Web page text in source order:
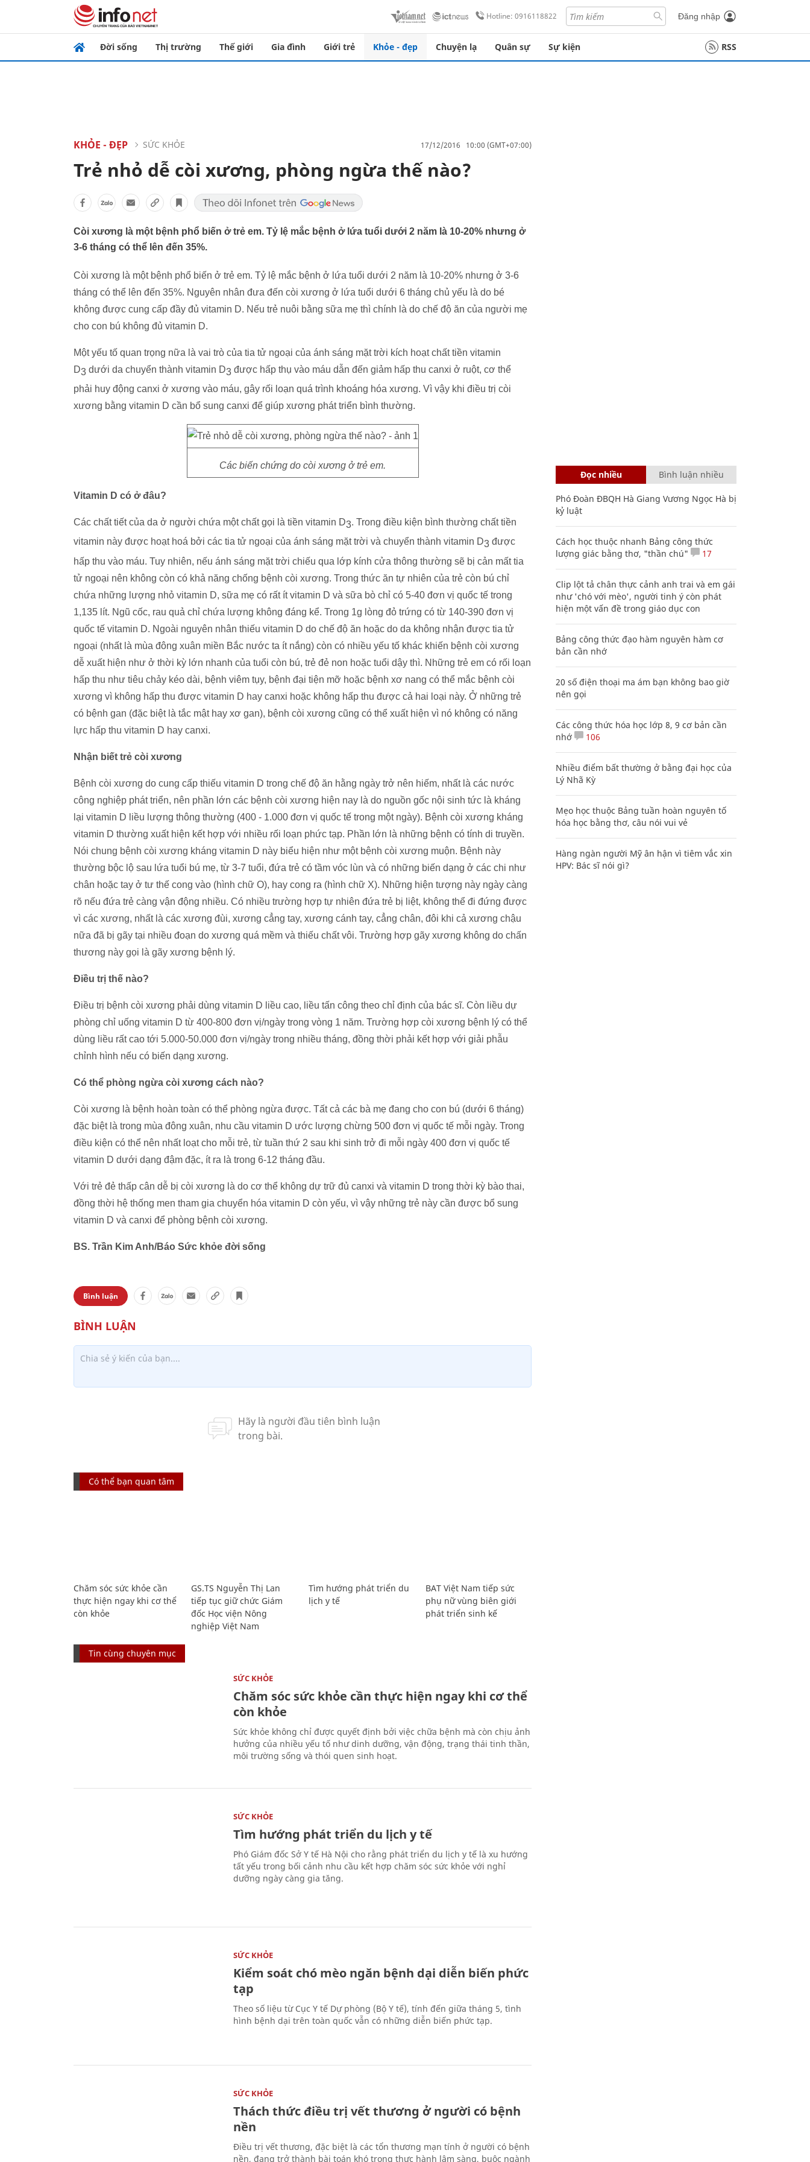
Hotline: 0916118822 Đăng nhập
Đời sống Thị trường Thế giới Gia đình Giới trẻ Khỏe - đẹp Chuyện lạ Quân sự Sự kiện RSS
KHỎE - ĐẸP SỨC KHỎE 17/12/2016 10:00 (GMT+07:00)
Trẻ nhỏ dễ còi xương, phòng ngừa thế nào?
Còi xương là một bệnh phổ biến ở trẻ em. Tỷ lệ mắc bệnh ở lứa tuổi dưới 2 năm là 10-20% nhưng ở
3-6 tháng có thể lên đến 35%.
Còi xương là một bệnh phổ biến ở trẻ em. Tỷ lệ mắc bệnh ở lứa tuổi dưới 2 năm là 10-20% nhưng ở 3-6
tháng có thể lên đến 35%. Nguyên nhân đưa đến còi xương ở lứa tuổi dưới 6 tháng chủ yếu là do bé
không được cung cấp đầy đủ vitamin D. Nếu trẻ nuôi bằng sữa mẹ thì chính là do chế độ ăn của người mẹ
cho con bú không đủ vitamin D.
Một yếu tố quan trọng nữa là vai trò của tia tử ngoại của ánh sáng mặt trời kích hoạt chất tiền vitamin
D3 dưới da chuyển thành vitamin D3 được hấp thụ vào máu dẫn đến giảm hấp thu canxi ở ruột, cơ thể
phải huy động canxi ở xương vào máu, gây rối loạn quá trình khoáng hóa xương. Vì vậy khi điều trị còi
xương bằng vitamin D cần bổ sung canxi để giúp xương phát triển bình thường.
Các biến chứng do còi xương ở trẻ em.
Vitamin D có ở đâu?
Các chất tiết của da ở người chứa một chất gọi là tiền vitamin D3. Trong điều kiện bình thường chất tiền
vitamin này được hoạt hoá bởi các tia tử ngoại của ánh sáng mặt trời và chuyển thành vitamin D3 được
hấp thu vào máu. Tuy nhiên, nếu ánh sáng mặt trời chiếu qua lớp kính cửa thông thường sẽ bị cản mất tia
tử ngoại nên không còn có khả năng chống bệnh còi xương. Trong thức ăn tự nhiên của trẻ còn bú chỉ
chứa những lượng nhỏ vitamin D, sữa mẹ có rất ít vitamin D và sữa bò chỉ có 5-40 đơn vị quốc tế trong
1,135 lít. Ngũ cốc, rau quả chỉ chứa lượng không đáng kể. Trong 1g lòng đỏ trứng có từ 140-390 đơn vị
quốc tế vitamin D. Ngoài nguyên nhân thiếu vitamin D do chế độ ăn hoặc do da không nhận được tia tử
ngoại (nhất là mùa đông xuân miền Bắc nước ta ít nắng) còn có nhiều yếu tố khác khiến bệnh còi xương
dễ xuất hiện như ở thời kỳ lớn nhanh của tuổi còn bú, trẻ đẻ non hoặc tuổi dậy thì. Những trẻ em có rối loạn
hấp thu như tiêu chảy kéo dài, bệnh viêm tụy, bệnh đại tiện mỡ hoặc bệnh xơ nang có thể mắc bệnh còi
xương vì không hấp thu được vitamin D hay canxi hoặc không hấp thu được cả hai loại này. Ở những trẻ
có bệnh gan (đặc biệt là tắc mật hay xơ gan), bệnh còi xương cũng có thể xuất hiện vì nó không có năng
lực hấp thu vitamin D hay canxi.
Nhận biết trẻ còi xương
Bệnh còi xương do cung cấp thiếu vitamin D trong chế độ ăn hằng ngày trở nên hiếm, nhất là các nước
công nghiệp phát triển, nên phần lớn các bệnh còi xương hiện nay là do nguồn gốc nội sinh tức là kháng
lại vitamin D liều lượng thông thường (400 - 1.000 đơn vị quốc tế trong một ngày). Bệnh còi xương kháng
vitamin D thường xuất hiện kết hợp với nhiều rối loạn phức tạp. Phần lớn là những bệnh có tính di truyền.
Nói chung bệnh còi xương kháng vitamin D này biểu hiện như một bệnh còi xương muộn. Bệnh này
thường bộc lộ sau lứa tuổi bú mẹ, từ 3-7 tuổi, đứa trẻ có tầm vóc lùn và có những biến dạng ở các chi như
chân hoặc tay ở tư thế cong vào (hình chữ O), hay cong ra (hình chữ X). Những hiện tượng này ngày càng
rõ nếu đứa trẻ càng vận động nhiều. Có nhiều trường hợp tự nhiên đứa trẻ bị liệt, không thể đi đứng được
vì các xương, nhất là các xương đùi, xương cẳng tay, xương cánh tay, cẳng chân, đôi khi cả xương chậu
nữa đã bị gãy tại nhiều đoạn do xương quá mềm và thiếu chất vôi. Trường hợp gãy xương không do chấn
thương này gọi là gãy xương bệnh lý.
Ðiều trị thế nào?
Điều trị bệnh còi xương phải dùng vitamin D liều cao, liều tấn công theo chỉ định của bác sĩ. Còn liều dự
phòng chỉ uống vitamin D từ 400-800 đơn vị/ngày trong vòng 1 năm. Trường hợp còi xương bệnh lý có thể
dùng liều rất cao tới 5.000-50.000 đơn vị/ngày trong nhiều tháng, đồng thời phải kết hợp với giải phẫu
chỉnh hình nếu có biến dạng xương.
Có thể phòng ngừa còi xương cách nào?
Còi xương là bệnh hoàn toàn có thể phòng ngừa được. Tất cả các bà mẹ đang cho con bú (dưới 6 tháng)
đặc biệt là trong mùa đông xuân, nhu cầu vitamin D ước lượng chừng 500 đơn vị quốc tế mỗi ngày. Trong
điều kiện có thể nên nhất loạt cho mỗi trẻ, từ tuần thứ 2 sau khi sinh trở đi mỗi ngày 400 đơn vị quốc tế
vitamin D dưới dạng đậm đặc, ít ra là trong 6-12 tháng đầu.
Với trẻ đẻ thấp cân dễ bị còi xương là do cơ thể không dự trữ đủ canxi và vitamin D trong thời kỳ bào thai,
đồng thời hệ thống men tham gia chuyển hóa vitamin D còn yếu, vì vậy những trẻ này cần được bổ sung
vitamin D và canxi để phòng bệnh còi xương.
BS. Trần Kim Anh/Báo Sức khỏe đời sống
Bình luận
Có thể bạn quan tâm
Chăm sóc sức khỏe cần
thực hiện ngay khi cơ thể
còn khỏe
GS.TS Nguyễn Thị Lan
tiếp tục giữ chức Giám
đốc Học viện Nông
nghiệp Việt Nam
Tìm hướng phát triển du
lịch y tế
BAT Việt Nam tiếp sức
phụ nữ vùng biên giới
phát triển sinh kế
Tin cùng chuyên mục
SỨC KHỎE
Chăm sóc sức khỏe cần thực hiện ngay khi cơ thể
còn khỏe
Sức khỏe không chỉ được quyết định bởi việc chữa bệnh mà còn chịu ảnh
hưởng của nhiều yếu tố như dinh dưỡng, vận động, trạng thái tinh thần,
môi trường sống và thói quen sinh hoạt.
SỨC KHỎE
Tìm hướng phát triển du lịch y tế
Phó Giám đốc Sở Y tế Hà Nội cho rằng phát triển du lịch y tế là xu hướng
tất yếu trong bối cảnh nhu cầu kết hợp chăm sóc sức khỏe với nghỉ
dưỡng ngày càng gia tăng.
SỨC KHỎE
Kiểm soát chó mèo ngăn bệnh dại diễn biến phức
tạp
Theo số liệu từ Cục Y tế Dự phòng (Bộ Y tế), tính đến giữa tháng 5, tình
hình bệnh dại trên toàn quốc vẫn có những diễn biến phức tạp.
SỨC KHỎE
Thách thức điều trị vết thương ở người có bệnh
nền
Điều trị vết thương, đặc biệt là các tổn thương mạn tính ở người có bệnh
nền, đang trở thành bài toán khó trong thực hành lâm sàng, buộc ngành
Đọc nhiều Bình luận nhiều
Phó Đoàn ĐBQH Hà Giang Vương Ngọc Hà bị
kỷ luật
Cách học thuộc nhanh Bảng công thức
lượng giác bằng thơ, "thần chú"
17
Clip lột tả chân thực cảnh anh trai và em gái
như 'chó với mèo', người tinh ý còn phát
hiện một vấn đề trong giáo dục con
Bảng công thức đạo hàm nguyên hàm cơ
bản cần nhớ
20 số điện thoại ma ám bạn không bao giờ
nên gọi
Các công thức hóa học lớp 8, 9 cơ bản cần
nhớ
106
Nhiều điểm bất thường ở bằng đại học của
Lý Nhã Kỳ
Mẹo học thuộc Bảng tuần hoàn nguyên tố
hóa học bằng thơ, câu nói vui vẻ
Hàng ngàn người Mỹ ân hận vì tiêm vắc xin
HPV: Bác sĩ nói gì?